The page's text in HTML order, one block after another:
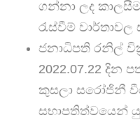
ගන්නා ලද
රැස්වීම්
ජනාධිපති රනිල්
2022.07.22 දින
කුසලා සරෝජිනී
සභාපතිත්වයෙන්